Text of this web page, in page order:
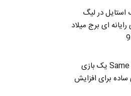
استایل در لیگ
ای برج میلاد
Same number یک بازی
ساده برای افزایش